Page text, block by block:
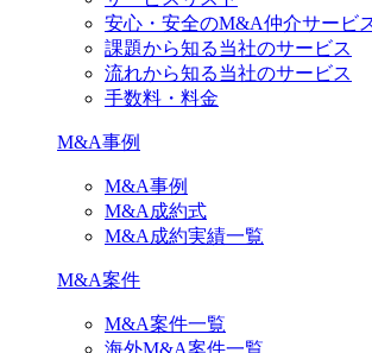
安心・安全のM&A仲介サービ
課題から知る当社のサービス
流れから知る当社のサービス
手数料・料金
M&A事例
M&A事例
M&A成約式
M&A成約実績一覧
M&A案件
M&A案件一覧
海外M&A案件一覧